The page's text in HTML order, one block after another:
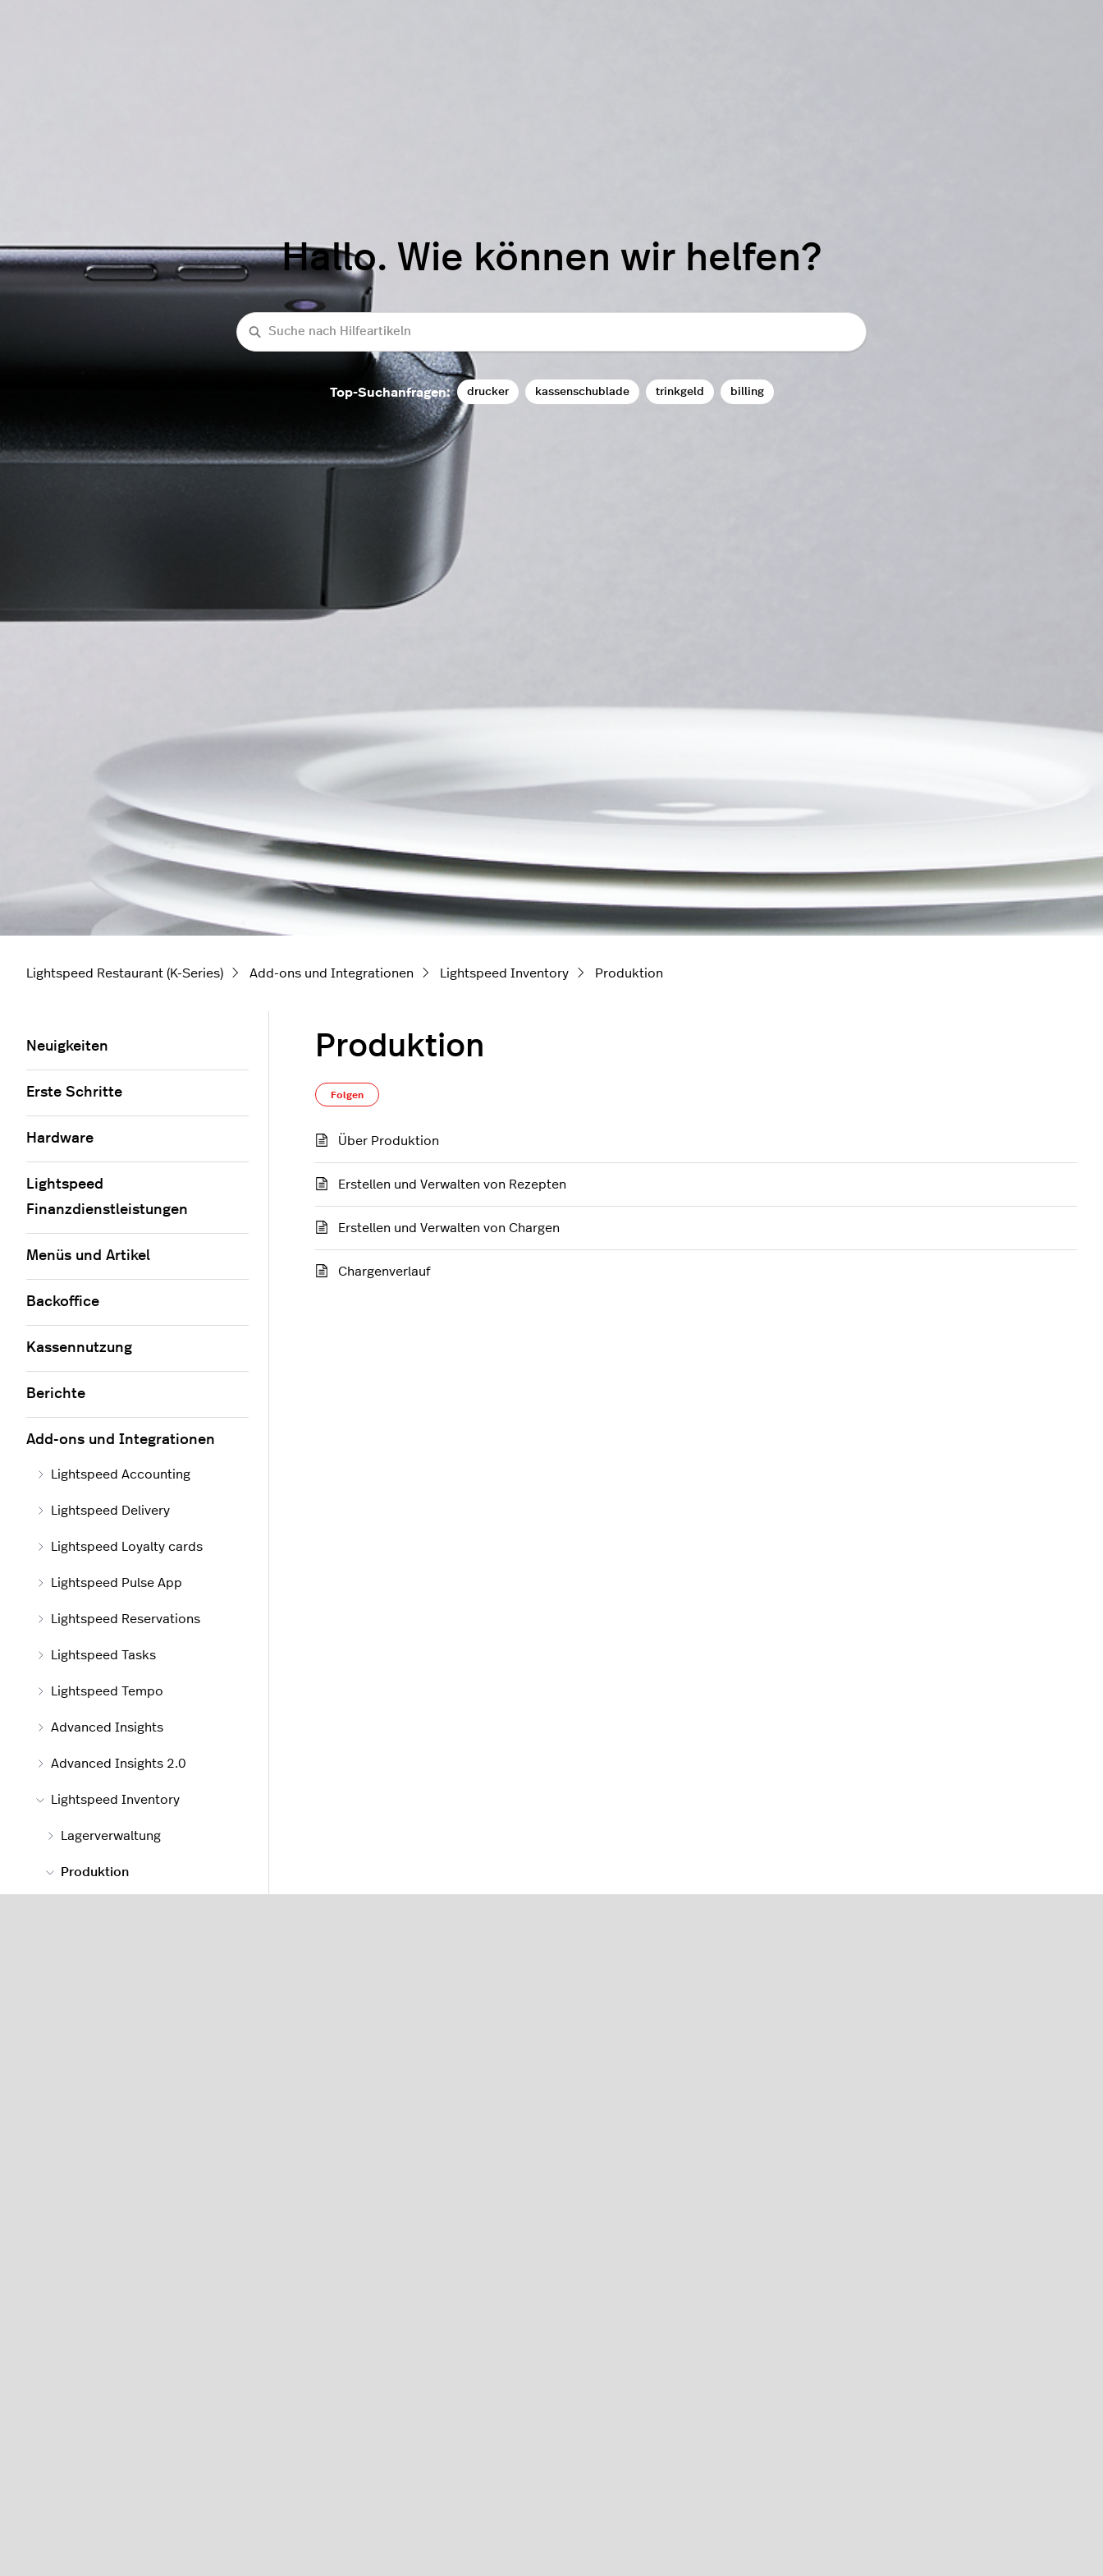
Hallo. Wie können wir helfen?
Suche
Top-Suchanfragen: drucker kassenschublade trinkgeld billing
Lightspeed Restaurant (K-Series) Add-ons und Integrationen Lightspeed Inventory Produktion
Produktion
Folgen
Über Produktion
Erstellen und Verwalten von Rezepten
Erstellen und Verwalten von Chargen
Chargenverlauf
Neuigkeiten
Erste Schritte
Hardware
Lightspeed
Finanzdienstleistungen
Menüs und Artikel
Backoffice
Kassennutzung
Berichte
Add-ons und Integrationen
Lightspeed Accounting
Lightspeed Delivery
Lightspeed Loyalty cards
Lightspeed Pulse App
Lightspeed Reservations
Lightspeed Tasks
Lightspeed Tempo
Advanced Insights
Advanced Insights 2.0
Lightspeed Inventory
Lagerverwaltung
Produktion